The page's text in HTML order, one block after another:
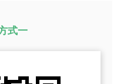
式一